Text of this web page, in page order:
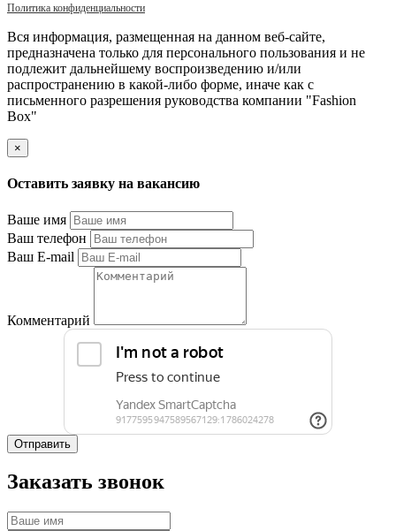
Политика конфиденциальности
Вся информация, размещенная на данном веб-сайте,
предназначена только для персонального пользования и не
подлежит дальнейшему воспроизведению и/или
распространению в какой-либо форме, иначе как с
письменного разрешения руководства компании "Fashion
Box"
×
Оставить заявку на вакансию
Ваше имя
Ваш телефон
Ваш E-mail
Комментарий
Отправить
Заказать звонок